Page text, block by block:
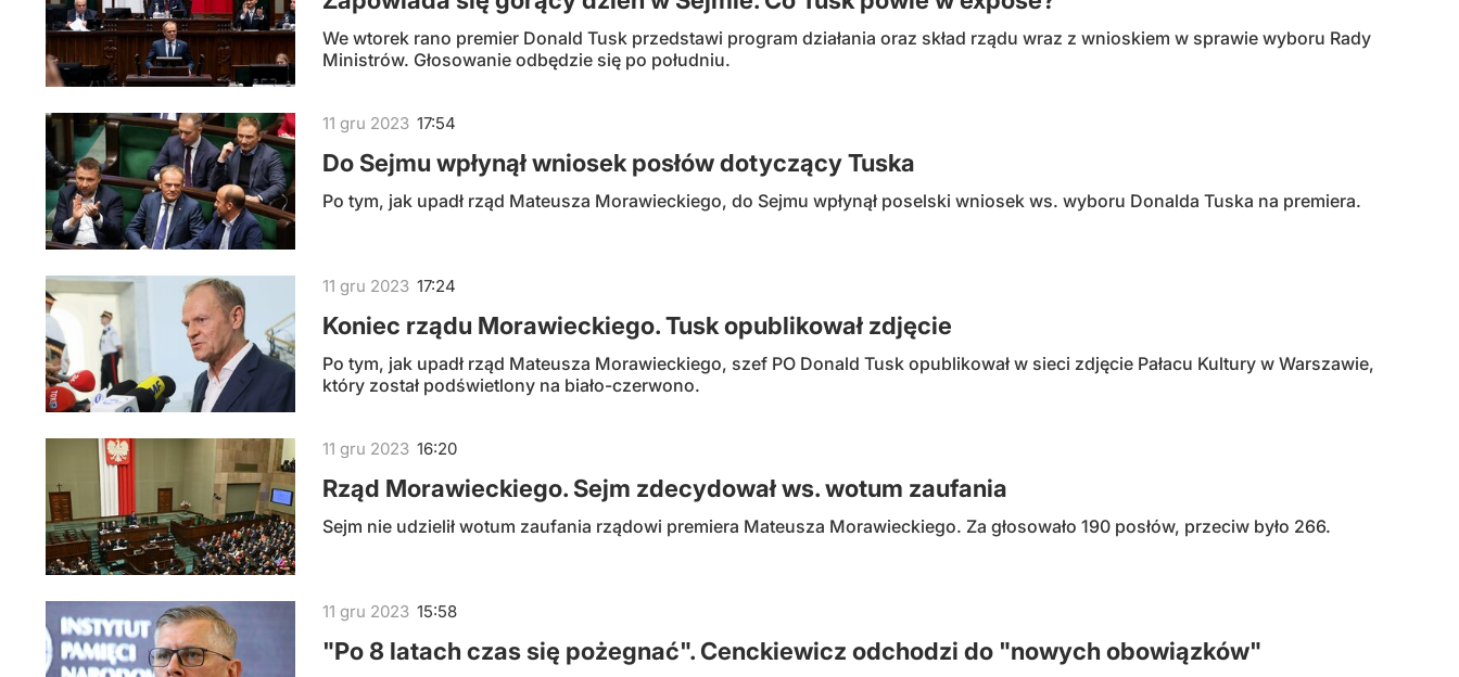
We wtorek rano premier Donald Tusk przedstawi program działania oraz skład rządu wraz z wnioskiem w sprawie wyboru Rady
Ministrów. Głosowanie odbędzie się po południu.
Do Sejmu wpłynął wniosek posłów dotyczący Tuska
Po tym, jak upadł rząd Mateusza Morawieckiego, do Sejmu wpłynął poselski wniosek ws. wyboru Donalda Tuska na premiera.
11 gru 2023 17:54
Koniec rządu Morawieckiego. Tusk opublikował zdjęcie
Po tym, jak upadł rząd Mateusza Morawieckiego, szef PO Donald Tusk opublikował w sieci zdjęcie Pałacu Kultury w Warszawie,
który został podświetlony na biało-czerwono.
11 gru 2023 17:24
Rząd Morawieckiego. Sejm zdecydował ws. wotum zaufania
Sejm nie udzielił wotum zaufania rządowi premiera Mateusza Morawieckiego. Za głosowało 190 posłów, przeciw było 266.
11 gru 2023 16:20
"Po 8 latach czas się pożegnać". Cenckiewicz odchodzi do "nowych obowiązków"
11 gru 2023 15:58